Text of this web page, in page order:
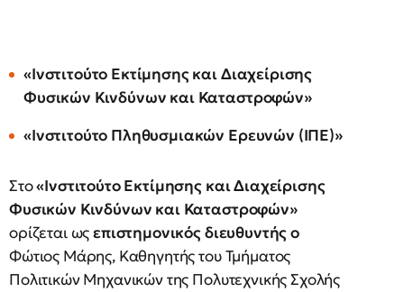
«Ινστιτούτο Εκτίμησης και Διαχείρισης
Φυσικών Κινδύνων και Καταστροφών»
«Ινστιτούτο Πληθυσμιακών Ερευνών (ΙΠΕ)»
Στο«Ινστιτούτο Εκτίμησης και Διαχείρισης
Φυσικών Κινδύνων και Καταστροφών»
ορίζεται ωςεπιστημονικός διευθυντής ο
Φώτιος Μάρης, Καθηγητής του Τμήματος
Πολιτικών Μηχανικών της Πολυτεχνικής Σχολής